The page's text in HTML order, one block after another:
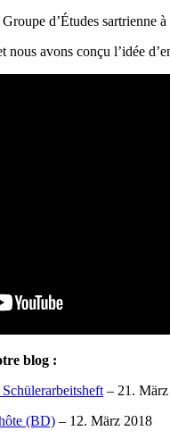
d’Études sartrienne
nous avons conçu l’idée
blog :
– 21.
(BD) – 12. März 2018